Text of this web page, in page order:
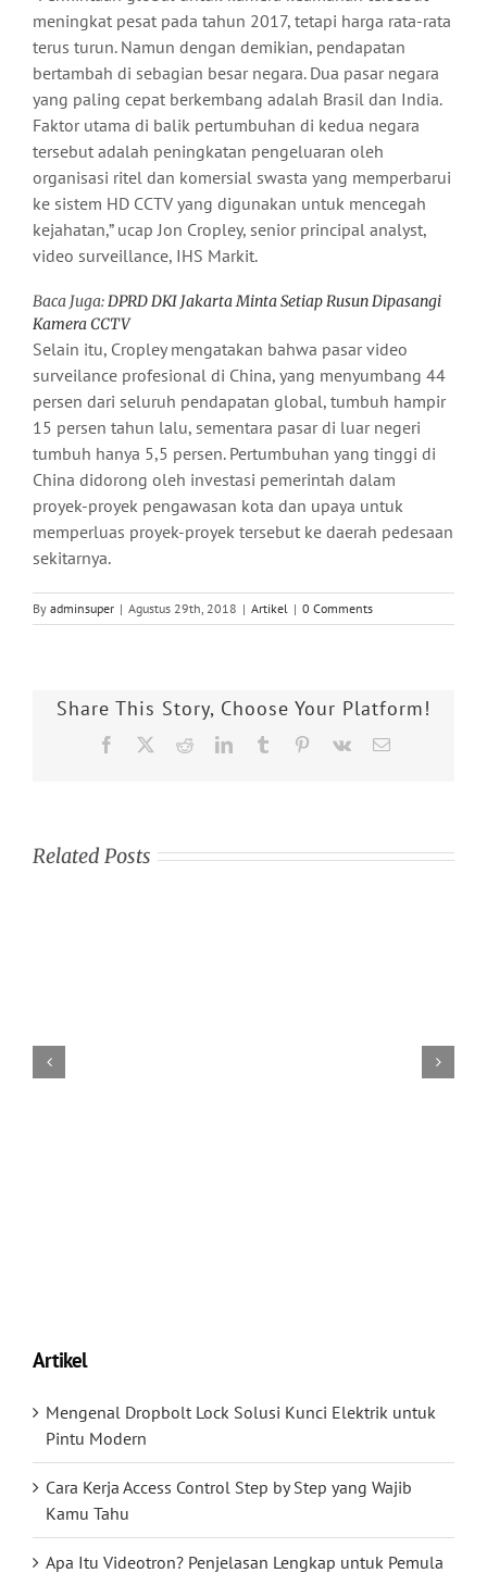
meningkat pesat pada tahun 2017, tetapi harga rata-rata
terus turun. Namun dengan demikian, pendapatan
bertambah di sebagian besar negara. Dua pasar negara
yang paling cepat berkembang adalah Brasil dan India.
Faktor utama di balik pertumbuhan di kedua negara
tersebut adalah peningkatan pengeluaran oleh
organisasi ritel dan komersial swasta yang memperbarui
ke sistem HD CCTV yang digunakan untuk mencegah
kejahatan,” ucap Jon Cropley, senior principal analyst,
video surveillance, IHS Markit.
Baca Juga:DPRD DKI Jakarta Minta Setiap Rusun Dipasangi
Kamera CCTV
Selain itu, Cropley mengatakan bahwa pasar video
surveilance profesional di China, yang menyumbang 44
persen dari seluruh pendapatan global, tumbuh hampir
15 persen tahun lalu, sementara pasar di luar negeri
tumbuh hanya 5,5 persen. Pertumbuhan yang tinggi di
China didorong oleh investasi pemerintah dalam
proyek-proyek pengawasan kota dan upaya untuk
memperluas proyek-proyek tersebut ke daerah pedesaan
sekitarnya.
By adminsuper | Agustus 29th, 2018 | Artikel | 0 Comments
Share This Story, Choose Your Platform!
Facebook RedditLinkedInTumblr Pinterest
Vk Email
Related Posts
Artikel
Mengenal Dropbolt Lock Solusi Kunci Elektrik untuk
Pintu Modern
Cara Kerja Access Control Step by Step yang Wajib
Kamu Tahu
Apa Itu Videotron? Penjelasan Lengkap untuk Pemula